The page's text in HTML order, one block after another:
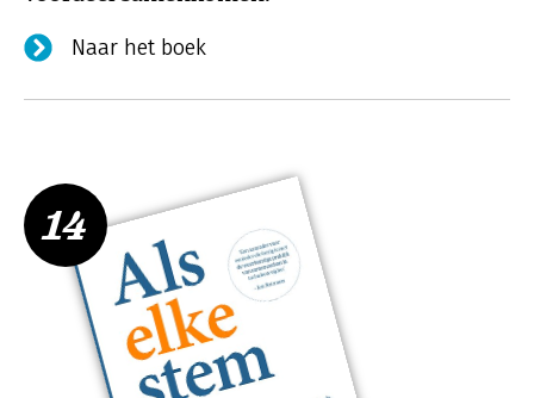
Naar het boek
14